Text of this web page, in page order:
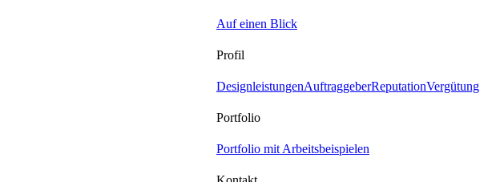
Auf einen Blick
Profil
DesignleistungenAuftraggeberReputationVergütung
Portfolio
Portfolio mit Arbeitsbeispielen